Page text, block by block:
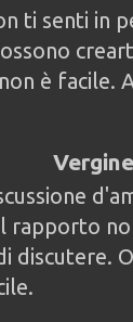
ti senti in
è facile.
Vergine
rapporto
discutere.